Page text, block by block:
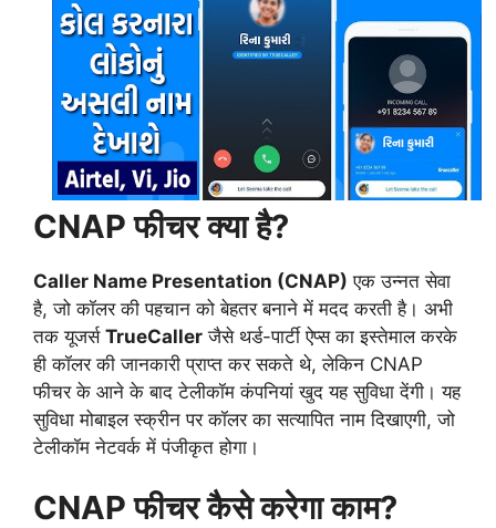
CNAP फीचर क्या है?
Caller Name Presentation (CNAP) एक उन्नत सेवा
है, जो कॉलर की पहचान को बेहतर बनाने में मदद करती है। अभी
तक यूजर्स TrueCaller जैसे थर्ड-पार्टी ऐप्स का इस्तेमाल करके
ही कॉलर की जानकारी प्राप्त कर सकते थे, लेकिन CNAP
फीचर के आने के बाद टेलीकॉम कंपनियां खुद यह सुविधा देंगी। यह
सुविधा मोबाइल स्क्रीन पर कॉलर का सत्यापित नाम दिखाएगी, जो
टेलीकॉम नेटवर्क में पंजीकृत होगा।
CNAP फीचर कैसे करेगा काम?